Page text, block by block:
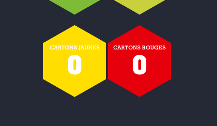
CARTONS JAUNES
0
CARTONS ROUGES
0